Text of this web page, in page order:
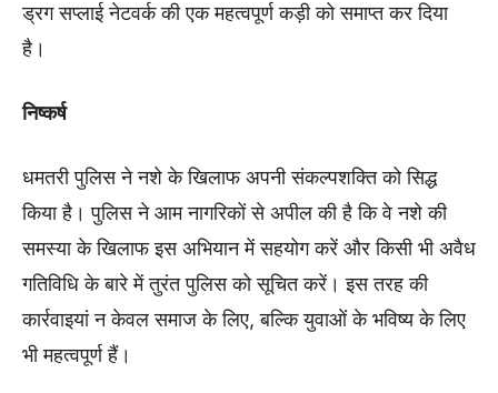
ड्रग सप्लाई नेटवर्क की एक महत्वपूर्ण कड़ी को समाप्त कर दिया
है।
निष्कर्ष
धमतरी पुलिस ने नशे के खिलाफ अपनी संकल्पशक्ति को सिद्ध
किया है। पुलिस ने आम नागरिकों से अपील की है कि वे नशे की
समस्या के खिलाफ इस अभियान में सहयोग करें और किसी भी अवैध
गतिविधि के बारे में तुरंत पुलिस को सूचित करें। इस तरह की
कार्रवाइयां न केवल समाज के लिए, बल्कि युवाओं के भविष्य के लिए
भी महत्वपूर्ण हैं।